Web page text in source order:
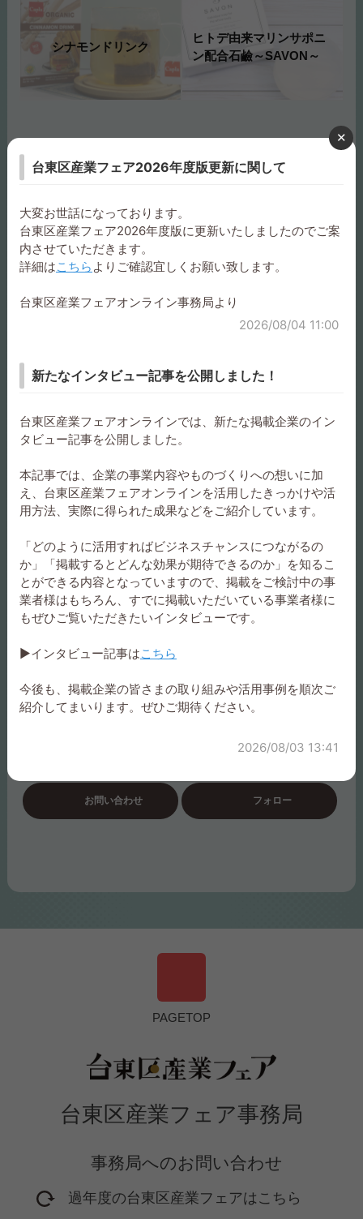
シナモンドリンク
ヒトデ由来マリンサポニ
ン配合石鹼～SAVON～
お問い合わせ
メールアドレス
お問い合わせ
担当者名
カテゴリ
デザイン業、IT、システム関連
ビジネス目的の方向け、ソリューション提供、働き方改
革、社会貢献、地域活性化、お気軽にご相談ください
ホームページ
https://tns.co.jp/#1
所在地
東京都 台東区 雷門 2-19-13 浅草駅前ビル6F
お問い合わせ フォロー
台東区産業フェア事務局
事務局へのお問い合わせ
過年度の台東区産業フェアはこちら
PAGETOP
台東区産業フェア2026年度版更新に関して
大変お世話になっております。
台東区産業フェア2026年度版に更新いたしましたのでご案
内させていただきます。
詳細はこちら よりご確認宜しくお願い致します。
台東区産業フェアオンライン事務局より
2026/08/04 11:00
新たなインタビュー記事を公開しました！
台東区産業フェアオンラインでは、新たな掲載企業のイン
タビュー記事を公開しました。
本記事では、企業の事業内容やものづくりへの想いに加
え、台東区産業フェアオンラインを活用したきっかけや活
用方法、実際に得られた成果などをご紹介しています。
「どのように活用すればビジネスチャンスにつながるの
か」「掲載するとどんな効果が期待できるのか」を知るこ
とができる内容となっていますので、掲載をご検討中の事
業者様はもちろん、すでに掲載いただいている事業者様に
もぜひご覧いただきたいインタビューです。
▶インタビュー記事はこちら
今後も、掲載企業の皆さまの取り組みや活用事例を順次ご
紹介してまいります。ぜひご期待ください。
2026/08/03 13:41